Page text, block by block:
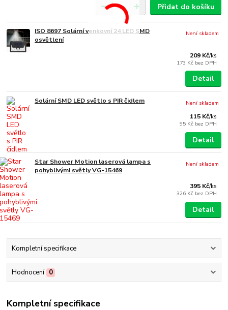
Přidat do košíku
ISO 8697 Solární venkovní 24 LED SMD
osvětlení
209 Kč/ks
173 Kč bez DPH
Není skladem
Detail
Solární SMD LED světlo s PIR čidlem
115 Kč/ks
95 Kč bez DPH
Není skladem
Detail
Star Shower Motion laserová lampa s
pohyblivými světly VG-15469
395 Kč/ks
326 Kč bez DPH
Není skladem
Detail
Kompletní specifikace
Hodnocení 0
Kompletní specifikace